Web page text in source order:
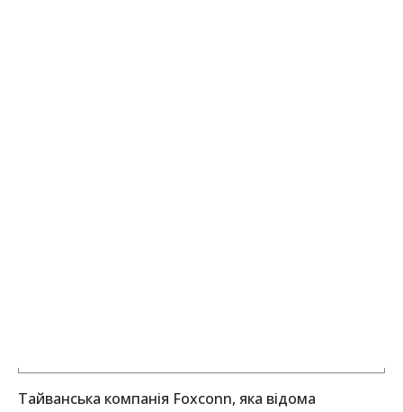
Тайванська компанія Foxconn, яка відома